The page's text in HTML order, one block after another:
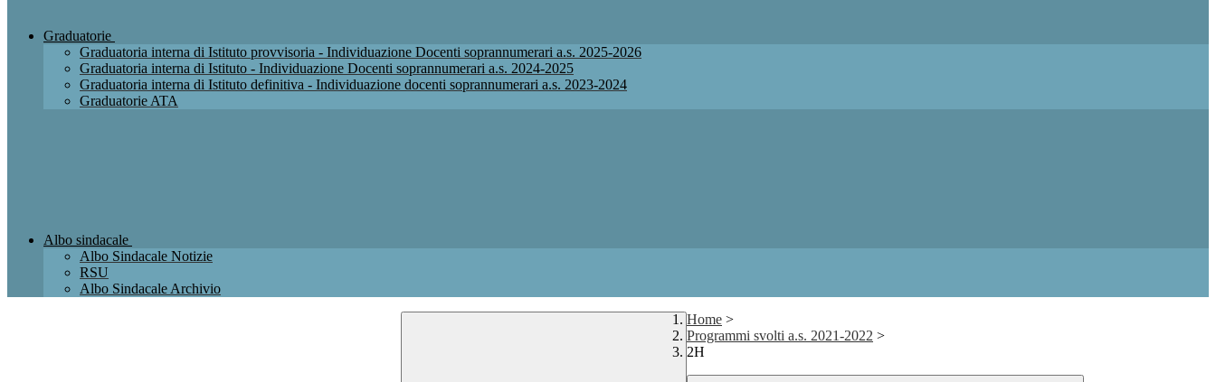
Graduatorie
Graduatoria interna di Istituto provvisoria - Individuazione Docenti soprannumerari a.s. 2025-2026
Graduatoria interna di Istituto - Individuazione Docenti soprannumerari a.s. 2024-2025
Graduatoria interna di Istituto definitiva - Individuazione docenti soprannumerari a.s. 2023-2024
Graduatorie ATA
Albo sindacale
Albo Sindacale Notizie
RSU
Albo Sindacale Archivio
Home >
Programmi svolti a.s. 2021-2022 >
2H